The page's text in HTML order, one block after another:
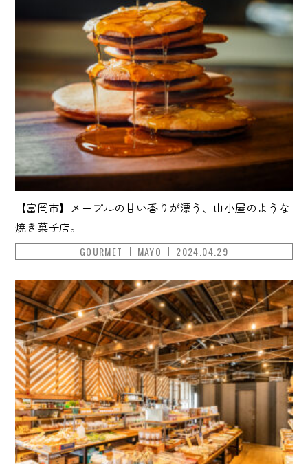
【富岡市】メープルの甘い香りが漂う、山小屋のような
焼き菓子店。
GOURMET MAYO 2024.04.29